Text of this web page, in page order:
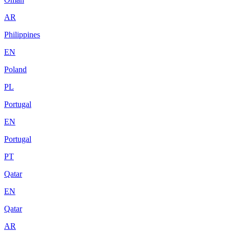
AR
Philippines
EN
Poland
PL
Portugal
EN
Portugal
PT
Qatar
EN
Qatar
AR